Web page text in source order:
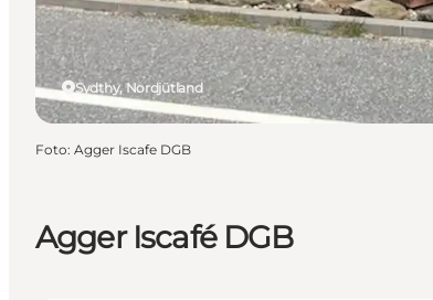
Agger Iscafé DGB
Sydthy, Nordjütland
Foto: Agger Iscafe DGB